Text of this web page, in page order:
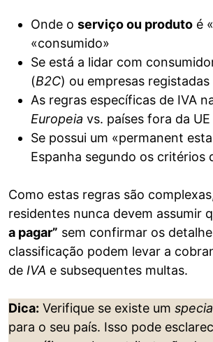
Onde o serviço ou produto é
«consumido»
Se está a lidar com
(B2C) ou empresas registadas
As regras específicas de IVA
Europeia vs. países fora da UE
Se possui um «permanent
Espanha segundo os critérios
Como estas regras são
residentes nunca devem assumir
a pagar” sem confirmar os
classificação podem levar a
de IVA e subsequentes multas.
Dica: Verifique se existe um
para o seu país. Isso pode